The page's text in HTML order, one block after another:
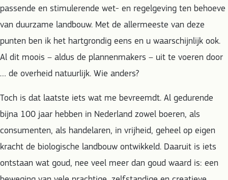
passende en stimulerende wet- en regelgeving ten behoeve
van duurzame landbouw. Met de allermeeste van deze
punten ben ik het hartgrondig eens en u waarschijnlijk ook.
Al dit moois – aldus de plannenmakers – uit te voeren door
… de overheid natuurlijk. Wie anders?
Toch is dat laatste iets wat me bevreemdt. Al gedurende
bijna 100 jaar hebben in Nederland zowel boeren, als
consumenten, als handelaren, in vrijheid, geheel op eigen
kracht de biologische landbouw ontwikkeld. Daaruit is iets
ontstaan wat goud, nee veel meer dan goud waard is: een